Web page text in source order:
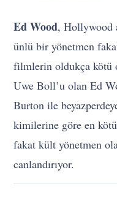
Ed Wood, Hollywood
ünlü bir yönetmen
filmlerin oldukça kötü
Uwe Boll’u olan Ed
Burton ile
kimilerine göre en
fakat kült yönetmen
canlandırıyor.